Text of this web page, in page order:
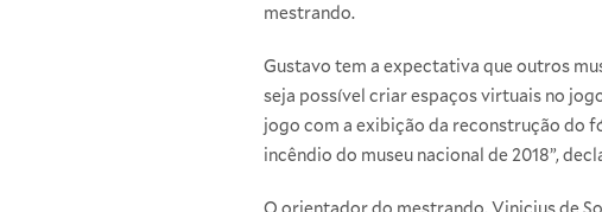
mestrando.
Gustavo tem a expectativa que outros
seja possível criar espaços virtuais no
jogo com a exibição da reconstrução do
incêndio do museu nacional de 2018”,